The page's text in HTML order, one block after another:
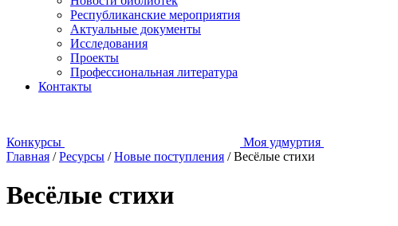
Республиканские мероприятия
Актуальные документы
Исследования
Проекты
Профессиональная литература
Контакты
Конкурсы Моя удмуртия
Главная /Ресурсы /Новые поступления /Весёлые стихи
Весёлые стихи